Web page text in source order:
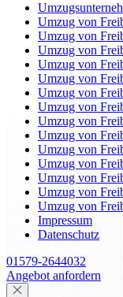
Umzug von
Umzug von
Umzug von
Umzug von
Umzug von
Umzug von
Umzug von
Umzug von
Umzug von
Umzug von
Umzug von
Umzug von
Umzug von
Umzug von
Impressum
Datenschutz
01579-2644032
Angebot anfordern